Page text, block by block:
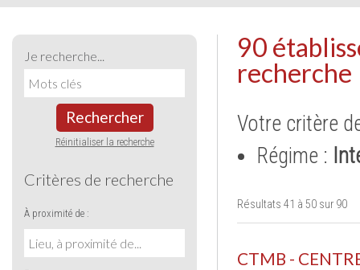
Je recherche...
Rechercher
Réinitialiser la recherche
Critères de recherche
À proximité de :
90
recherche
Votre critère
Régime :
Résultats 41 à 50 sur 90
CTMB -